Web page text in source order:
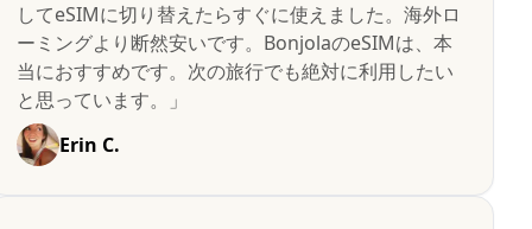
してeSIMに切り替えたらすぐに使えました。海外ロ
ーミングより断然安いです。BonjolaのeSIMは、本
当におすすめです。次の旅行でも絶対に利用したい
と思っています。」
Erin C.